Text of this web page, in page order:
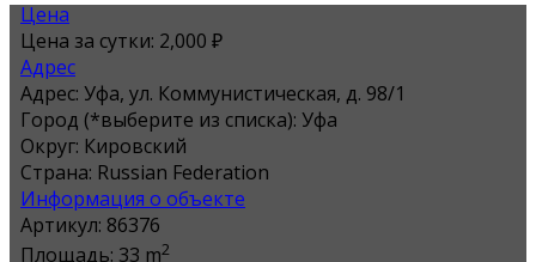
Цена
Цена за сутки: 2,000 ₽
Адрес
Адрес: Уфа, ул. Коммунистическая, д. 98/1
Город (*выберите из списка): Уфа
Округ: Кировский
Страна: Russian Federation
Информация о объекте
Артикул: 86376
Площадь: 33 m2